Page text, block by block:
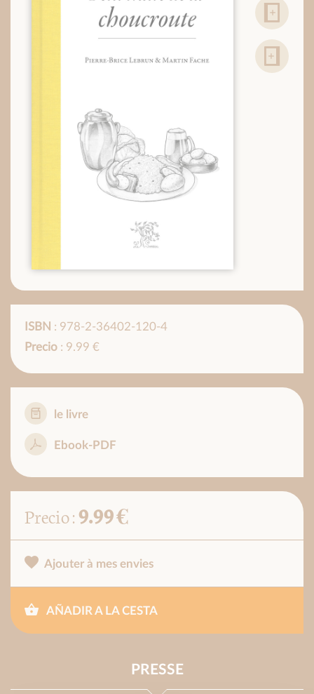
ISBN : 978-2-36402-120-4
Precio : 9.99 €
le livre
Ebook-PDF
Precio :9.99 €
Ajouter à mes envies
AÑADIR A LA CESTA
PRESSE